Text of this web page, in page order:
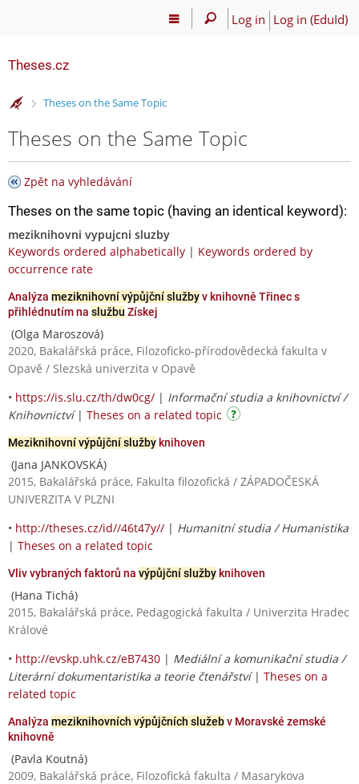
Log in Log in (EduId)
Theses.cz
>
Theses on the Same Topic
Theses on the Same Topic
Zpět na vyhledávání
Theses on the same topic (having an identical keyword):
meziknihovni vypujcni sluzby
Keywords ordered alphabetically | Keywords ordered by
occurrence rate
Analýza meziknihovní výpůjční službyv knihovně Třinec s
přihlédnutím na službu Získej
(Olga Maroszová)
2020, Bakalářská práce, Filozoficko-přírodovědecká fakulta v
Opavě / Slezská univerzita v Opavě
• https://is.slu.cz/th/dw0cg/ | Informační studia a knihovnictví /
Knihovnictví| Theses on a related topic
Meziknihovní výpůjční službyknihoven
(Jana JANKOVSKÁ)
2015, Bakalářská práce, Fakulta filozofická / ZÁPADOČESKÁ
UNIVERZITA V PLZNI
• http://theses.cz/id//46t47y// | Humanitní studia / Humanistika
| Theses on a related topic
Vliv vybraných faktorů na výpůjční službyknihoven
(Hana Tichá)
2015, Bakalářská práce, Pedagogická fakulta / Univerzita Hradec
Králové
• http://evskp.uhk.cz/eB7430 | Mediální a komunikační studia /
Literární dokumentaristika a teorie čtenářství| Theses on a
related topic
Analýza meziknihovních výpůjčních služebv Moravské zemské
knihovně
(Pavla Koutná)
2009, Bakalářská práce, Filozofická fakulta / Masarykova